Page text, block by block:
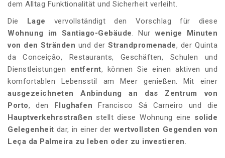
dem Alltag Funktionalität und Sicherheit verleiht.
Die
Lage vervollständigt den Vorschlag für diese
Wohnung im Santiago-Gebäude. Nur wenige Minuten
von den Stränden und derStrandpromenade, der Quinta
da Conceição, Restaurants, Geschäften, Schulen und
Dienstleistungen entfernt, können Sie einen aktiven und
komfortablen Lebensstil am Meer genießen. Mit einer
ausgezeichneten Anbindung an das Zentrum von
Porto, den Flughafen Francisco Sá Carneiro und die
Hauptverkehrsstraßen stellt diese Wohnung eine solide
Gelegenheit dar, in einer der wertvollsten Gegenden von
Leça da Palmeira zu leben oder zu investieren.